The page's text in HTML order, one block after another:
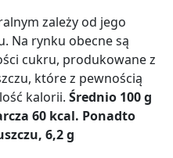
zależy od jego
Na rynku obecne są
cukru, produkowane z
które z pewnością
kalorii. Średnio 100 g
60 kcal. Ponadto
6,2 g